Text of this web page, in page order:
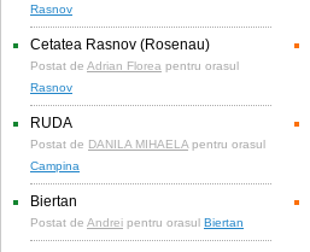
Rasnov
Cetatea Rasnov (Rosenau)
Postat de Adrian Florea pentru orasul
Rasnov
RUDA
Postat de DANILA MIHAELA pentru orasul
Campina
Biertan
Postat de Andrei pentru orasul Biertan